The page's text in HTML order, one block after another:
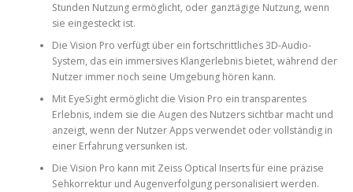
Stunden Nutzung ermöglicht, oder ganztägige Nutzung, wenn
sie eingesteckt ist.
Die Vision Pro verfügt über ein fortschrittliches 3D-Audio-
System, das ein immersives Klangerlebnis bietet, während der
Nutzer immer noch seine Umgebung hören kann.
Mit EyeSight ermöglicht die Vision Pro ein transparentes
Erlebnis, indem sie die Augen des Nutzers sichtbar macht und
anzeigt, wenn der Nutzer Apps verwendet oder vollständig in
einer Erfahrung versunken ist.
Die Vision Pro kann mit Zeiss Optical Inserts für eine präzise
Sehkorrektur und Augenverfolgung personalisiert werden.